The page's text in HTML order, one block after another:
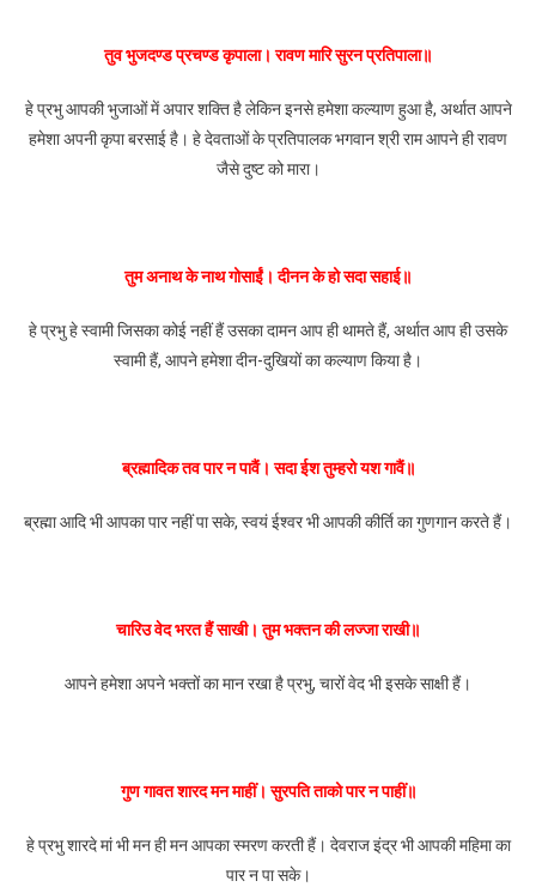
तुव भुजदण्ड प्रचण्ड कृपाला। रावण मारि सुरन प्रतिपाला॥
हे प्रभु आपकी भुजाओं में अपार शक्ति है लेकिन इनसे हमेशा कल्याण हुआ है, अर्थात आपने
हमेशा अपनी कृपा बरसाई है। हे देवताओं के प्रतिपालक भगवान श्री राम आपने ही रावण
जैसे दुष्ट को मारा।
तुम अनाथ के नाथ गोसाईं। दीनन के हो सदा सहाई॥
हे प्रभु हे स्वामी जिसका कोई नहीं हैं उसका दामन आप ही थामते हैं, अर्थात आप ही उसके
स्वामी हैं, आपने हमेशा दीन-दुखियों का कल्याण किया है।
ब्रह्मादिक तव पार न पावैं। सदा ईश तुम्हरो यश गावैं॥
ब्रह्मा आदि भी आपका पार नहीं पा सके, स्वयं ईश्वर भी आपकी कीर्ति का गुणगान करते हैं।
चारिउ वेद भरत हैं साखी। तुम भक्तन की लज्जा राखी॥
आपने हमेशा अपने भक्तों का मान रखा है प्रभु, चारों वेद भी इसके साक्षी हैं।
गुण गावत शारद मन माहीं। सुरपति ताको पार न पाहीं॥
हे प्रभु शारदे मां भी मन ही मन आपका स्मरण करती हैं। देवराज इंद्र भी आपकी महिमा का
पार न पा सके।